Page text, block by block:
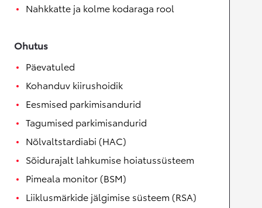
Nahkkatte ja kolme kodaraga rool
Ohutus
Päevatuled
Kohanduv kiirushoidik
Eesmised parkimisandurid
Tagumised parkimisandurid
Nõlvaltstardiabi (HAC)
Sõidurajalt lahkumise hoiatussüsteem
Pimeala monitor (BSM)
Liiklusmärkide jälgimise süsteem (RSA)